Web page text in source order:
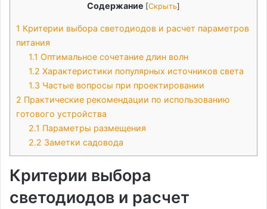
Содержание [Скрыть]
1 Критерии выбора светодиодов и расчет параметров
питания
1.1 Оптимальное сочетание длин волн
1.2 Характеристики популярных источников света
1.3 Частые вопросы при проектировании
2 Практические рекомендации по использованию
готового устройства
2.1 Параметры размещения
2.2 Заметки садовода
Критерии выбора
светодиодов и расчет